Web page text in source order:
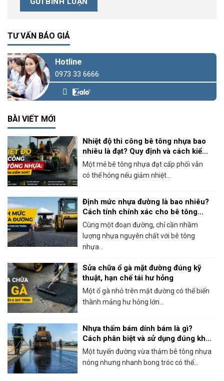
TƯ VẤN BÁO GIÁ
Hotline
0973 33 6666
BÀI VIẾT MỚI
Nhiệt độ thi công bê tông nhựa bao
nhiêu là đạt? Quy định và cách kiểm
soát thực tế
Một mẻ bê tông nhựa đạt cấp phối vẫn
có thể hỏng nếu giảm nhiệt...
Định mức nhựa đường là bao nhiêu?
Cách tính chính xác cho bê tông
nhựa nóng
Cùng một đoạn đường, chỉ cần nhầm
lượng nhựa nguyên chất với bê tông
nhựa...
Sửa chữa ổ gà mặt đường đúng kỹ
thuật, hạn chế tái hư hỏng
Một ổ gà nhỏ trên mặt đường có thể biến
thành mảng hư hỏng lớn...
Nhựa thấm bám dính bám là gì?
Cách phân biệt và sử dụng đúng khi
thi công bê tông nhựa
Một tuyến đường vừa thảm bê tông nhựa
nóng nhưng nhanh bong tróc có thể...